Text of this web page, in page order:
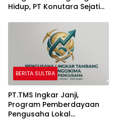
Hidup, PT Konutara Sejati
Sultra
BERITA SULTRA
PT.TMS Ingkar Janji,
Program Pemberdayaan
Pengusaha Lokal